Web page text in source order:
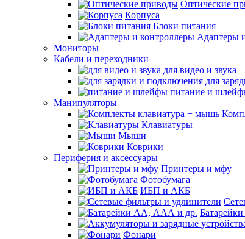
Оптические
Корпуса
Блоки питания
Адаптеры
Мониторы
Кабели и переходники
для видео и звука
для
питание и
Манипуляторы
Клавиатуры
Мыши
Коврики
Периферия и аксессуары
Принтеры и мфу
Фотобумага
ИБП и АКБ
Фонари